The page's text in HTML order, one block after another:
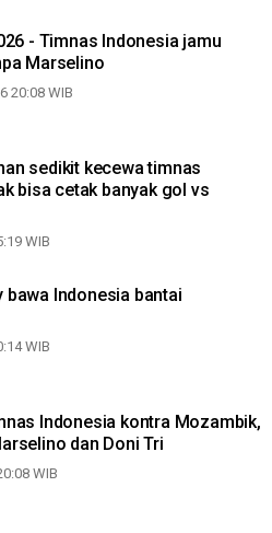
- Timnas Indonesia jamu
Marselino
20:08 WIB
sedikit kecewa timnas
bisa cetak banyak gol vs
WIB
bawa Indonesia bantai
WIB
Indonesia kontra Mozambik,
dan Doni Tri
WIB